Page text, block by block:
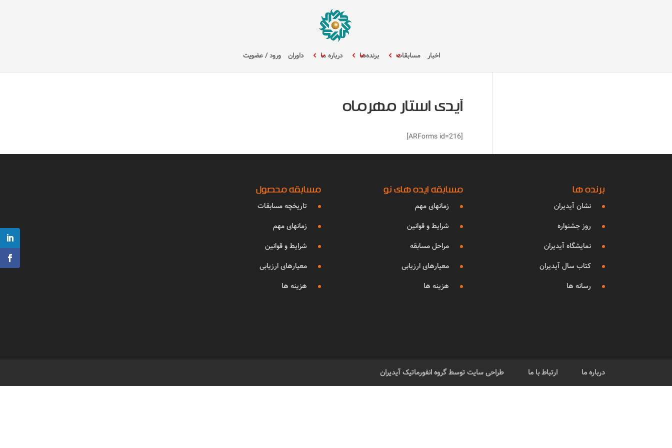
اخبار مسابقات برنده‌ها درباره ما داوران ورود / عضویت
آیدی استار مهرماه
[ARForms id=216]
برنده ها
نشان آیدیران
روز جشنواره
نمایشگاه آیدیران
کتاب سال آیدیران
رسانه ها
مسابقه ایده های نو
زمانهای مهم
شرایط و قوانین
مراحل مسابقه
معیارهای ارزیابی
هزینه ها
مسابقه محصول
تاریخچه مسابقات
زمانهای مهم
شرایط و قوانین
معیارهای ارزیابی
هزینه ها
درباره ما ارتباط با ما طراحی سایت توسط گروه انفورماتیک آیدیران